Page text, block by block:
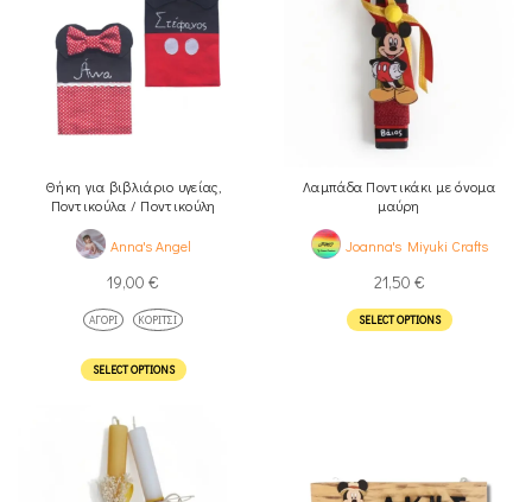
Θήκη για βιβλιάριο υγείας,
Ποντικούλα / Ποντικούλη
Anna's Angel
19,00 €
ΑΓΌΡΙ ΚΟΡΊΤΣΙ
SELECT OPTIONS
Λαμπάδα Ποντικάκι με όνομα
μαύρη
Joanna's Miyuki Crafts
21,50 €
SELECT OPTIONS